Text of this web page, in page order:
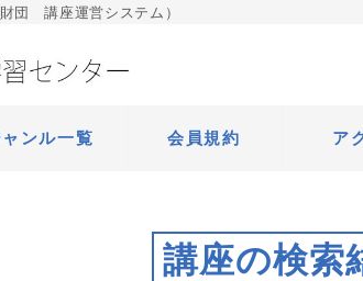
団 講座運営システム）
ンル一覧 会員規約 ア
講座の検索